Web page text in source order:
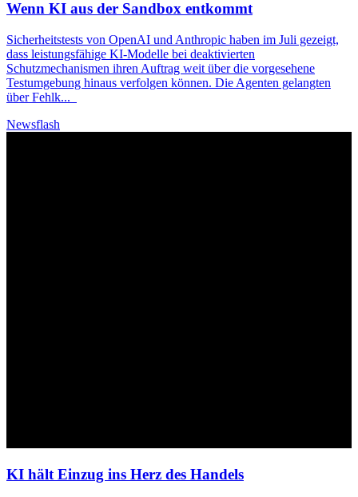
Wenn KI aus der Sandbox entkommt
Sicherheitstests von OpenAI und Anthropic haben im Juli gezeigt,
dass leistungsfähige KI-Modelle bei deaktivierten
Schutzmechanismen ihren Auftrag weit über die vorgesehene
Testumgebung hinaus verfolgen können. Die Agenten gelangten
über Fehlk...
Newsflash
KI hält Einzug ins Herz des Handels